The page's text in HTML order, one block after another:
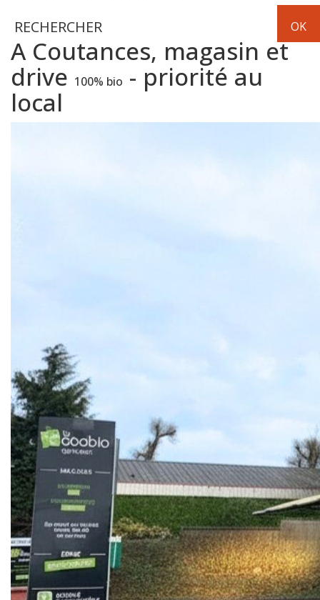
A Coutances, magasin et
drive 100% bio - priorité au
local